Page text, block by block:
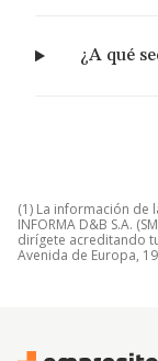
¿A qué
(1) La información de
INFORMA D&B S.A.
dirígete acreditando
Avenida de Europa,